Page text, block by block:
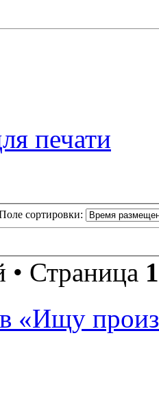
печати
сортировки:
• Страница 1
«Ищу